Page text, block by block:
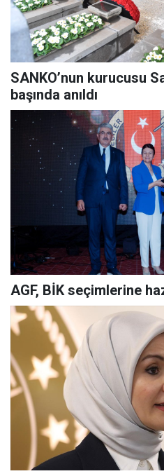
SANKO’nun kurucusu
başında anıldı
AGF, BİK seçimlerine